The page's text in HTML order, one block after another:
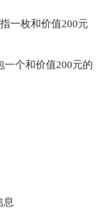
一枚和价值200元
一个和价值200元的
息